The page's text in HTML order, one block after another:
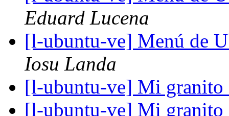
Eduard Lucena
[l-ubuntu-ve] Menú de
Iosu Landa
[l-ubuntu-ve] Mi granito
[l-ubuntu-ve] Mi granito